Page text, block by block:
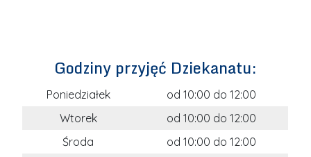
Godziny przyjęć Dziekanatu:
Poniedziałek
od 10:00 do 12:00
Wtorek
od 10:00 do 12:00
Środa
od 10:00 do 12:00